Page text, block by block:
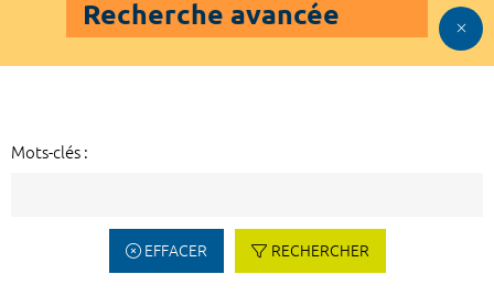
Recherche avancée
Mots-clés :
EFFACER RECHERCHER